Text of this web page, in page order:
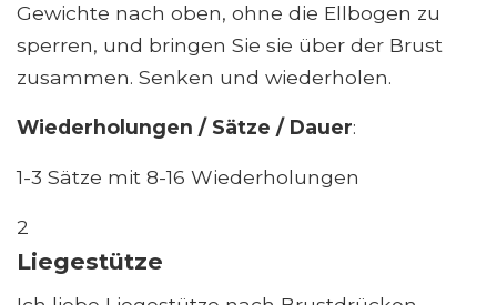
Gewichte nach oben, ohne die Ellbogen zu
sperren, und bringen Sie sie über der Brust
zusammen. Senken und wiederholen.
Wiederholungen / Sätze / Dauer:
1-3 Sätze mit 8-16 Wiederholungen
2
Liegestütze